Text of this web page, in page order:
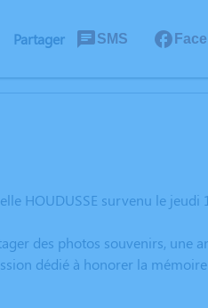
Partager SMS
HOUDUSSE survenu le
des photos souvenirs, une
dédié à honorer la